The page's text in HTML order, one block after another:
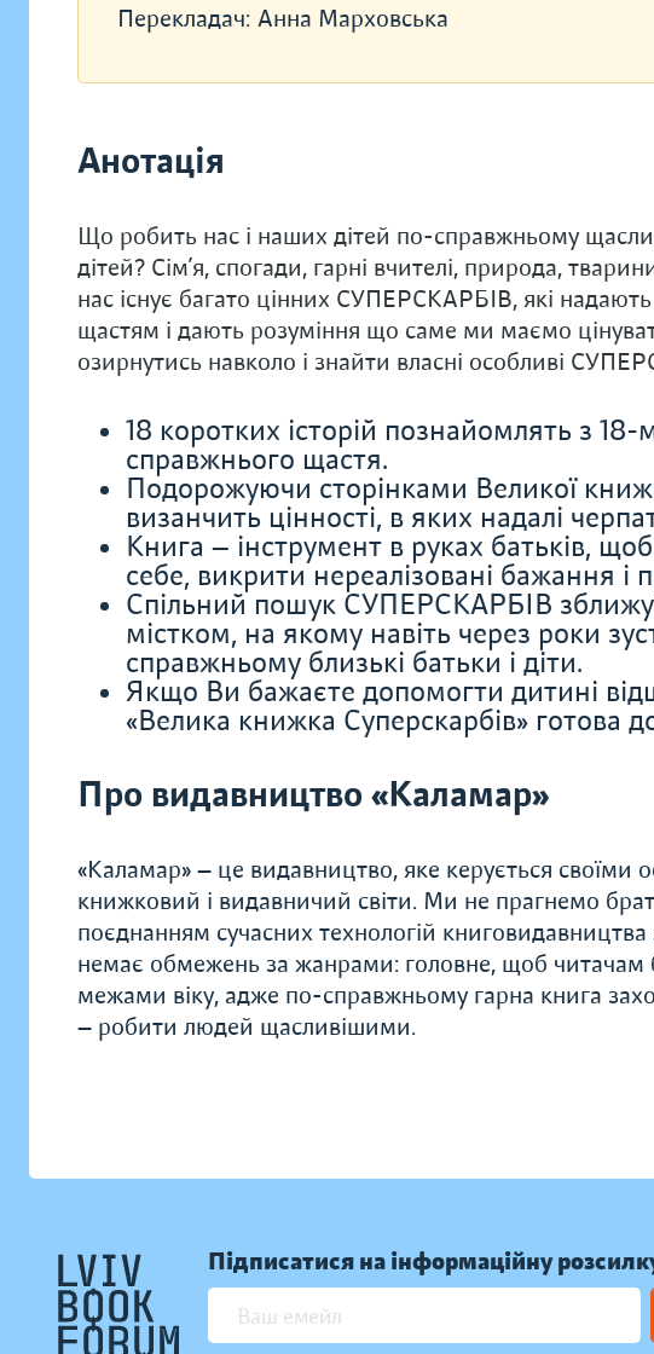
Перекладач: Анна Марховська
Анотація
Що робить нас і наших дітей по-справжньому
дітей? Сім’я, спогади, гарні вчителі, природа,
нас існує багато цінних СУПЕРСКАРБІВ, які
щастям і дають розуміння що саме ми маємо
озирнутись навколо і знайти власні особливі
18 коротких історій познайомлять з
справжнього щастя.
Подорожуючи сторінками Великої
визанчить цінності, в яких надалі
Книга — інструмент в руках батьків,
себе, викрити нереалізовані бажання і
Спільний пошук СУПЕРСКАРБІВ
містком, на якому навіть через роки
справжньому близькі батьки і діти.
Якщо Ви бажаєте допомогти дитині
«Велика книжка Суперскарбів» готова
Про видавництво «Каламар»
«Каламар» — це видавництво, яке керується своїми
книжковий і видавничий світи. Ми не прагнемо
поєднанням сучасних технологій
немає обмежень за жанрами: головне, щоб читачам
межами віку, адже по-справжньому гарна книга
— робити людей щасливішими.
Підписатися на інформаційну